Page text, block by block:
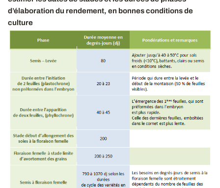
d’élaboration du rendement, en bonnes conditions de
culture